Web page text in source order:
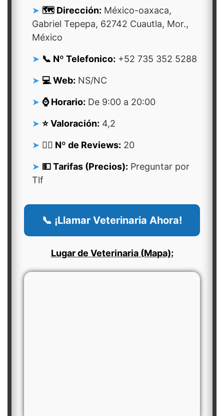
🗺️ Dirección: México-oaxaca,
Gabriel Tepepa, 62742 Cuautla, Mor.,
México
📞 Nº Telefonico: +52 735 352 5288
💻 Web: NS/NC
⌚ Horario: De 9:00 a 20:00
⭐ Valoración: 4,2
👍🏻 Nº de Reviews: 20
💵 Tarifas (Precios): Preguntar por
Tlf
📞 ¡Llamar Veterinaria Ahora!
Lugar de Veterinaria (Mapa):